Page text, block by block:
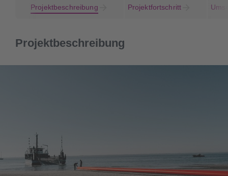
Projektbeschreibung Projektfortschritt
Projektbeschreibung